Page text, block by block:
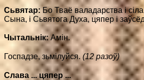
Сьвятар:Бо Тваё валадарства і
Сына, і Сьвятога Духа, цяпер і
Чытальнік:Амін.
Госпадзе, зьмілуйся. (12 разоў)
Слава ... цяпер ...